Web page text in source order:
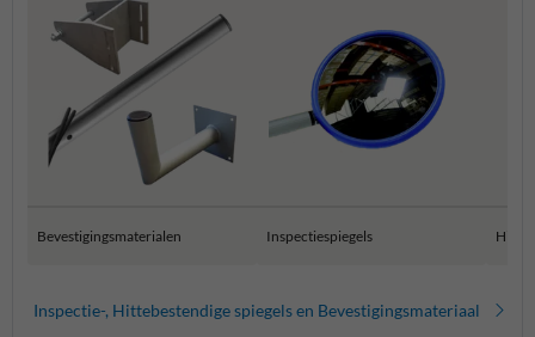
Bevestigingsmaterialen Inspectiespiegels
Inspectie-, Hittebestendige spiegels en Bevestigingsmateriaal